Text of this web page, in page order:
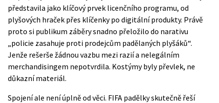
představila jako klíčový prvek licenčního programu, od
plyšových hraček přes klíčenky po digitální produkty. Právě
proto si publikum záběry snadno přeložilo do narativu
„policie zasahuje proti prodejcům padělaných plyšáků“.
Jenže rešerše žádnou vazbu mezi razií a nelegálním
merchandisingem nepotvrdila. Kostýmy byly převlek, ne
důkazní materiál.
Spojení ale není úplně od věci. FIFA padělky skutečně řeší